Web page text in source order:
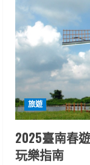
勞
動
部
啟
動
「僱
用
安
措
施」
持
續
守
護
勞
旅遊
2025臺南春
玩樂指南